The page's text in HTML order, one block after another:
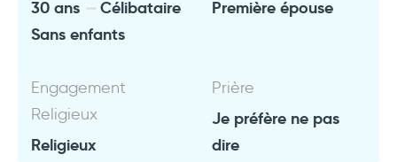
30 ans
Célibataire
Sans enfants
Première épouse
Engagement
Religieux
Religieux
Prière
Je préfère ne pas
dire